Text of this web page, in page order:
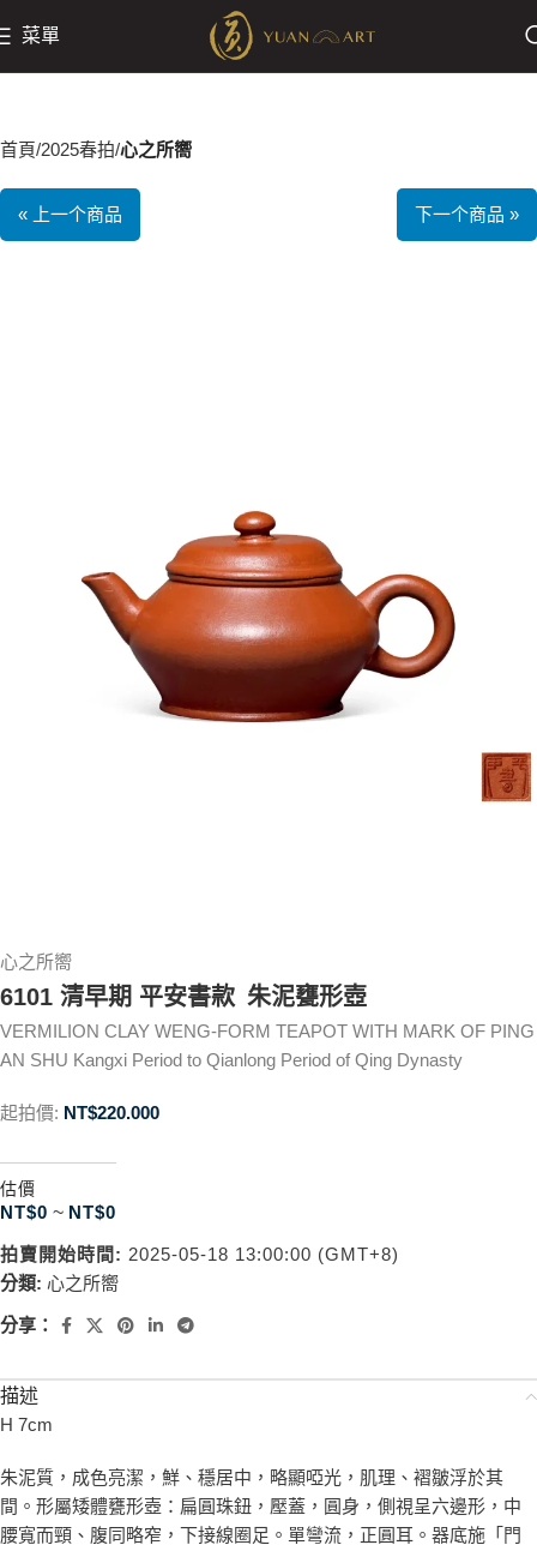
菜單
首頁 2025春拍 心之所嚮
« 上一个商品 下一个商品 »
心之所嚮
6101 清早期 平安書款 朱泥甕形壺
VERMILION CLAY WENG-FORM TEAPOT WITH MARK OF PING
AN SHU Kangxi Period to Qianlong Period of Qing Dynasty
起拍價: NT$220.000
估價
NT$0 ~ NT$0
拍賣開始時間: 2025-05-18 13:00:00 (GMT+8)
分類: 心之所嚮
分享：
描述
H 7cm
朱泥質，成色亮潔，鮮、穩居中，略顯啞光，肌理、褶皺浮於其
間。形屬矮體甕形壺：扁圓珠鈕，壓蓋，圓身，側視呈六邊形，中
腰寬而頸、腹同略窄，下接線圈足。單彎流，正圓耳。器底施「門